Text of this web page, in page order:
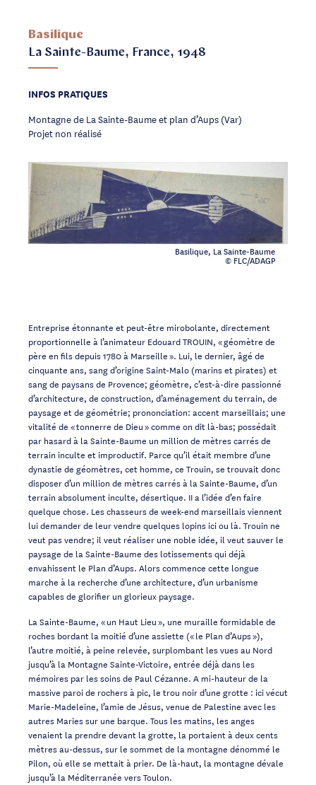
Basilique
La Sainte-Baume, France, 1948
Basilique, La Sainte-Baume
© FLC/ADAGP
INFOS PRATIQUES
Montagne de La Sainte-Baume et plan d’Aups (Var)
Projet non réalisé
Entreprise étonnante et peut-être mirobolante, directement
proportionnelle à l’animateur Edouard TROUIN, « géomètre de
père en fils depuis 1780 à Marseille ». Lui, le dernier, âgé de
cinquante ans, sang d’origine Saint-Malo (marins et pirates) et
sang de paysans de Provence; géomètre, c’est-à-dire passionné
d’architecture, de construction, d’aménagement du terrain, de
paysage et de géométrie; prononciation: accent marseillais; une
vitalité de « tonnerre de Dieu » comme on dit là-bas; possédait
par hasard à la Sainte-Baume un million de mètres carrés de
terrain inculte et improductif. Parce qu’il était membre d’une
dynastie de géomètres, cet homme, ce Trouin, se trouvait donc
disposer d’un million de mètres carrés à la Sainte-Baume, d’un
terrain absolument inculte, désertique. II a l’idée d’en faire
quelque chose. Les chasseurs de week-end marseillais viennent
lui demander de leur vendre quelques lopins ici ou là. Trouin ne
veut pas vendre; il veut réaliser une noble idée, il veut sauver le
paysage de la Sainte-Baume des lotissements qui déjà
envahissent le Plan d’Aups. Alors commence cette longue
marche à la recherche d’une architecture, d’un urbanisme
capables de glorifier un glorieux paysage.
La Sainte-Baume, « un Haut Lieu », une muraille formidable de
roches bordant la moitié d’une assiette (« le Plan d’Aups »),
l’autre moitié, à peine relevée, surplombant les vues au Nord
jusqu’à la Montagne Sainte-Victoire, entrée déjà dans les
mémoires par les soins de Paul Cézanne. A mi-hauteur de la
massive paroi de rochers à pic, le trou noir d’une grotte : ici vécut
Marie-Madeleine, l’amie de Jésus, venue de Palestine avec les
autres Maries sur une barque. Tous les matins, les anges
venaient la prendre devant la grotte, la portaient à deux cents
mètres au-dessus, sur le sommet de la montagne dénommé le
Pilon, où elle se mettait à prier. De là-haut, la montagne dévale
jusqu’à la Méditerranée vers Toulon.